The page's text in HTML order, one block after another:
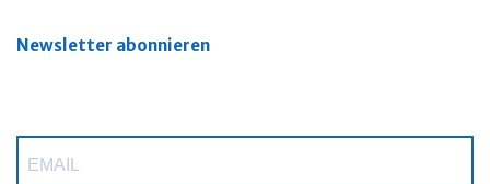
Newsletter abonnieren